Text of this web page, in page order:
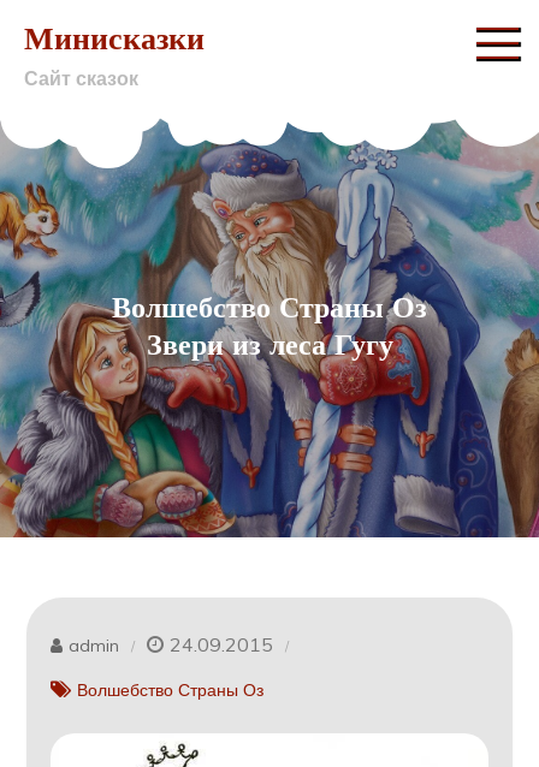
content
Минисказки
Сайт сказок
Волшебство Страны Оз
Звери из леса Гугу
admin 24.09.2015
Волшебство Страны Оз